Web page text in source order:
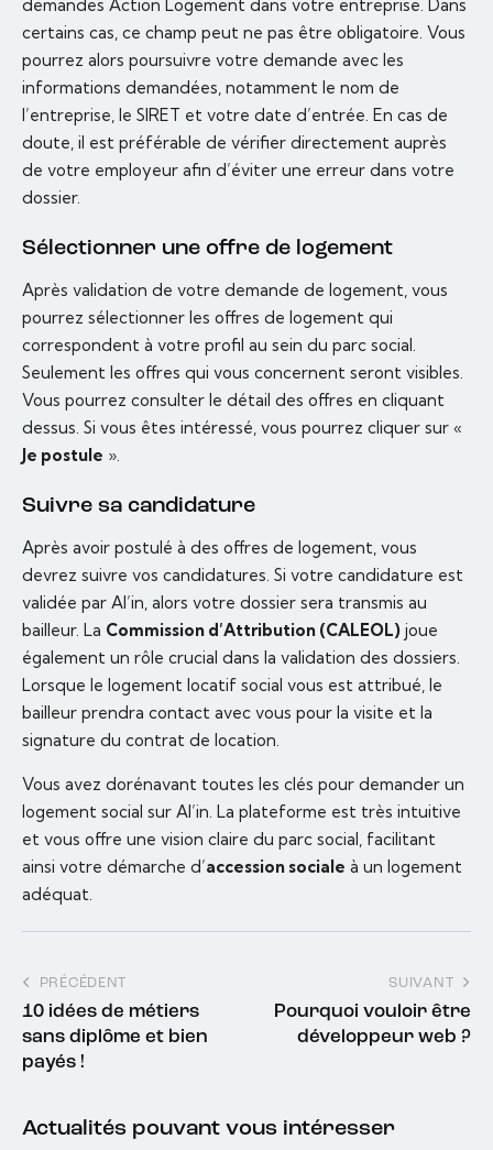
demandes Action Logement dans votre entreprise. Dans
certains cas, ce champ peut ne pas être obligatoire. Vous
pourrez alors poursuivre votre demande avec les
informations demandées, notamment le nom de
l’entreprise, le SIRET et votre date d’entrée. En cas de
doute, il est préférable de vérifier directement auprès
de votre employeur afin d’éviter une erreur dans votre
dossier.
Sélectionner une offre de logement
Après validation de votre demande de logement, vous
pourrez sélectionner les offres de logement qui
correspondent à votre profil au sein du parc social.
Seulement les offres qui vous concernent seront visibles.
Vous pourrez consulter le détail des offres en cliquant
dessus. Si vous êtes intéressé, vous pourrez cliquer sur «
Je postule ».
Suivre sa candidature
Après avoir postulé à des offres de logement, vous
devrez suivre vos candidatures. Si votre candidature est
validée par Al’in, alors votre dossier sera transmis au
bailleur. La Commission d’Attribution (CALEOL) joue
également un rôle crucial dans la validation des dossiers.
Lorsque le logement locatif social vous est attribué, le
bailleur prendra contact avec vous pour la visite et la
signature du contrat de location.
Vous avez dorénavant toutes les clés pour demander un
logement social sur Al’in. La plateforme est très intuitive
et vous offre une vision claire du parc social, facilitant
ainsi votre démarche d’accession sociale à un logement
adéquat.
PRÉCÉDENT
10 idées de métiers
sans diplôme et bien
payés !
SUIVANT
Pourquoi vouloir être
développeur web ?
Actualités pouvant vous intéresser